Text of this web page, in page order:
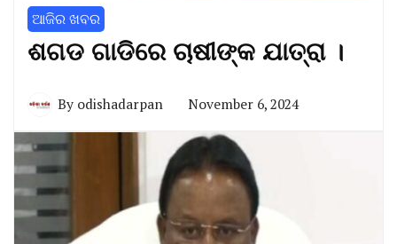
ଆଜିର ଖବର
ଶଗଡ ଗାଡିରେ ଚାଷୀଙ୍କ ଯାତ୍ରା ।
By odishadarpan November 6, 2024